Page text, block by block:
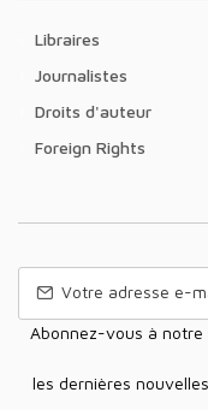
Libraires
Journalistes
Droits d'auteur
Foreign Rights
Abonnez-vous à notre Newsletter pour recevoir nos nouvelles
les dernières